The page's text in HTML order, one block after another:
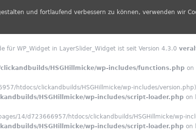
für WP_Widget in LayerSlider_Widget ist seit Version 4.3.0
HSGHillmicke/wp-includes/functions.php on
htdocs/clickandbuilds/HSGHillmicke/wp-includes/
HSGHillmicke/wp-includes/script-loader.php on
14/d723666957/htdocs/clickandbuilds/HSGHillmicke/wp-
HSGHillmicke/wp-includes/script-loader.php on
und fortlaufend verbessern zu können, verwenden wir